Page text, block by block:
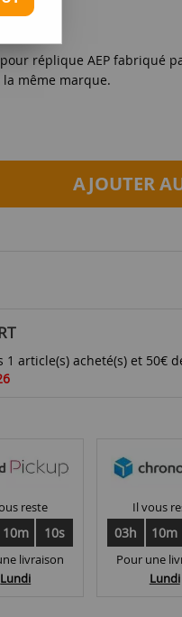
réplique AEP fabriqué
la même marque.
AJOUTER
article(s) acheté(s) et 50€
reste
10m 10s
livraison
Lundi
Il vous
03h 10m
Pour une
Lundi